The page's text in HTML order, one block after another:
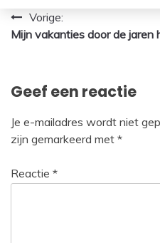
Bericht
navigatie
Vorige:
Mijn vakanties door de jaren
Geef een reactie
Je e-mailadres wordt niet
zijn gemarkeerd met *
Reactie *